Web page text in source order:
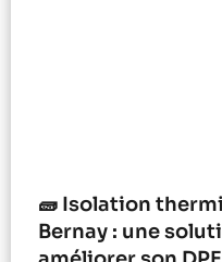
🧱 Isolation
Bernay : une